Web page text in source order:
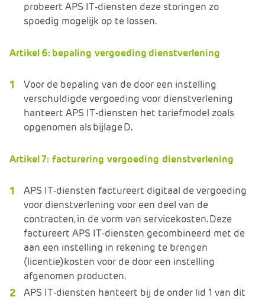
probeert APS IT-diensten deze storingen zo
spoedig mogelijk op te lossen.
Artikel 6: bepaling vergoeding dienstverlening
Voor de bepaling van de door een instelling
verschuldigde vergoeding voor dienstverlening
hanteert APS IT-diensten het tariefmodel zoals
opgenomen als bijlage D.
Artikel 7: facturering vergoeding dienstverlening
APS IT-diensten factureert digitaal de vergoeding
voor dienstverlening voor een deel van de
contracten, in de vorm van servicekosten. Deze
factureert APS IT-diensten gecombineerd met de
aan een instelling in rekening te brengen
(licentie)kosten voor de door een instelling
afgenomen producten.
APS IT-diensten hanteert bij de onder lid 1 van dit